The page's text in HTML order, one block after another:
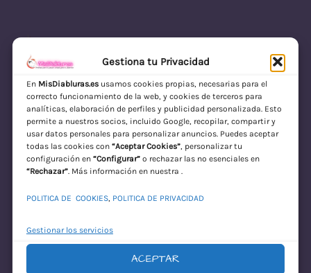
Gestiona tu Privacidad
En MisDiabluras.esusamos cookies propias, necesarias para el
correcto funcionamiento de la web, y cookies de terceros para
analíticas, elaboración de perfiles y publicidad personalizada. Esto
permite a nuestros socios, incluido Google, recopilar, compartir y
usar datos personales para personalizar anuncios. Puedes aceptar
todas las cookies con “Aceptar Cookies”, personalizar tu
configuración en “Configurar”o rechazar las no esenciales en
“Rechazar”. Más información en nuestra .
POLITICA DE COOKIES, POLITICA DE PRIVACIDAD
Gestionar los servicios
ACEPTAR
MisDiabluras | Sexshop Online con Envío
Discreto en España
Acceder